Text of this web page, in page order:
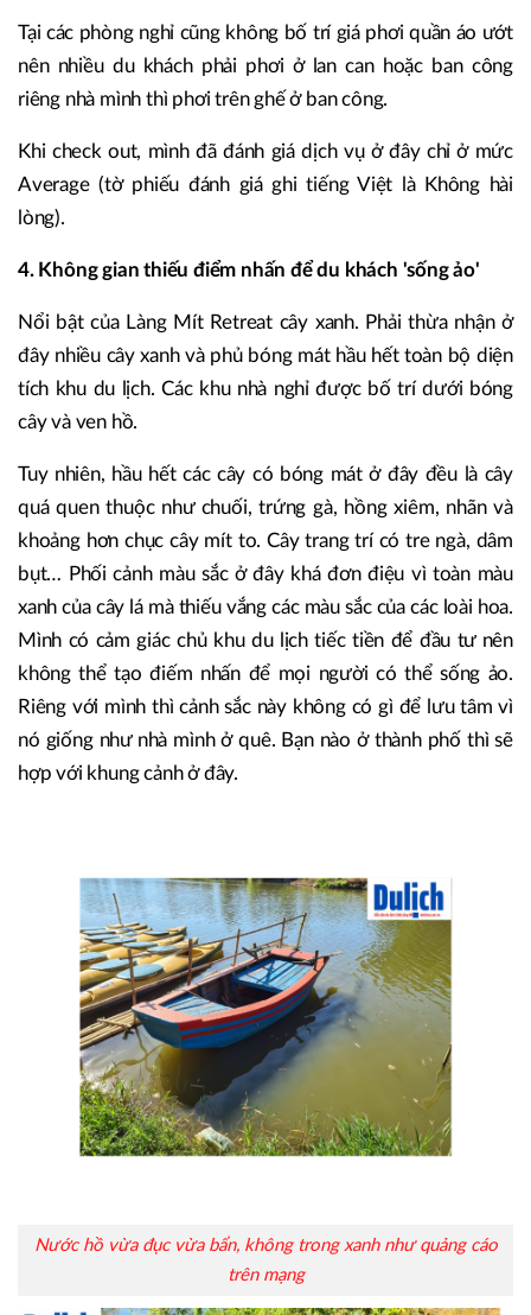
Tại các phòng nghỉ cũng không bố trí giá phơi quần áo ướt
nên nhiều du khách phải phơi ở lan can hoặc ban công
riêng nhà mình thì phơi trên ghế ở ban công.
Khi check out, mình đã đánh giá dịch vụ ở đây chỉ ở mức
Average (tờ phiếu đánh giá ghi tiếng Việt là Không hài
lòng).
4. Không gian thiếu điểm nhấn để du khách 'sống ảo'
Nổi bật của Làng Mít Retreat cây xanh. Phải thừa nhận ở
đây nhiều cây xanh và phủ bóng mát hầu hết toàn bộ diện
tích khu du lịch. Các khu nhà nghỉ được bố trí dưới bóng
cây và ven hồ.
Tuy nhiên, hầu hết các cây có bóng mát ở đây đều là cây
quá quen thuộc như chuối, trứng gà, hồng xiêm, nhãn và
khoảng hơn chục cây mít to. Cây trang trí có tre ngà, dâm
bụt… Phối cảnh màu sắc ở đây khá đơn điệu vì toàn màu
xanh của cây lá mà thiếu vắng các màu sắc của các loài hoa.
Mình có cảm giác chủ khu du lịch tiếc tiền để đầu tư nên
không thể tạo điếm nhấn để mọi người có thể sống ảo.
Riêng với mình thì cảnh sắc này không có gì để lưu tâm vì
nó giống như nhà mình ở quê. Bạn nào ở thành phố thì sẽ
hợp với khung cảnh ở đây.
Nước hồ vừa đục vừa bẩn, không trong xanh như quảng cáo
trên mạng